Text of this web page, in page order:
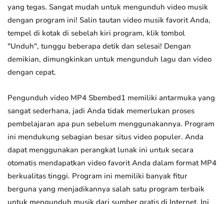
yang tegas. Sangat mudah untuk mengunduh video musik
dengan program ini! Salin tautan video musik favorit Anda,
tempel di kotak di sebelah kiri program, klik tombol
"Unduh", tunggu beberapa detik dan selesai! Dengan
demikian, dimungkinkan untuk mengunduh lagu dan video
dengan cepat.
Pengunduh video MP4 Sbembed1 memiliki antarmuka yang
sangat sederhana, jadi Anda tidak memerlukan proses
pembelajaran apa pun sebelum menggunakannya. Program
ini mendukung sebagian besar situs video populer. Anda
dapat menggunakan perangkat lunak ini untuk secara
otomatis mendapatkan video favorit Anda dalam format MP4
berkualitas tinggi. Program ini memiliki banyak fitur
berguna yang menjadikannya salah satu program terbaik